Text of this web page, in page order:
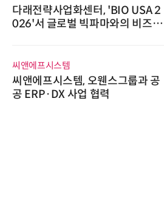
다래전략사업화센터, 'BIO USA 2
026'서 글로벌 빅파마와의 비즈니
씨앤에프시스템
씨앤에프시스템, 오웬스그룹과 공
공 ERP·DX 사업 협력